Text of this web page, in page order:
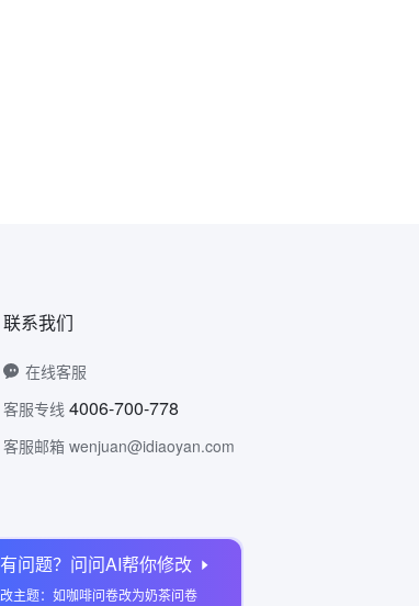
有问题？问问AI帮你修改
改主题：如咖啡问卷改为奶茶问卷
联系我们
在线客服
客服专线 4006-700-778
客服邮箱 wenjuan@idiaoyan.com
问卷网公众号